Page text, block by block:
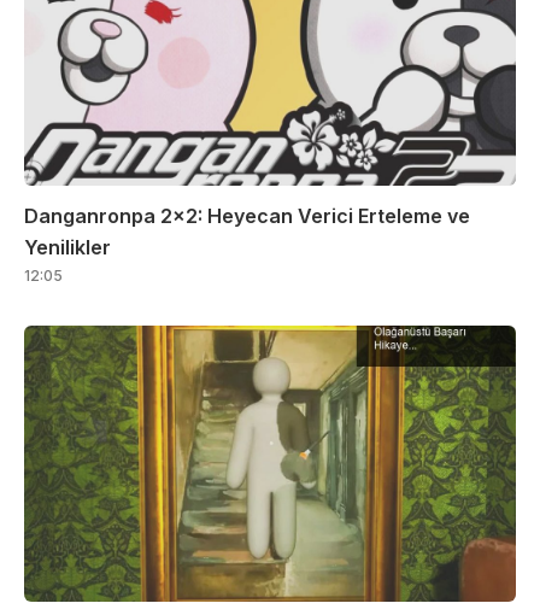
Danganronpa 2×2: Heyecan Verici Erteleme ve
Yenilikler
12:05